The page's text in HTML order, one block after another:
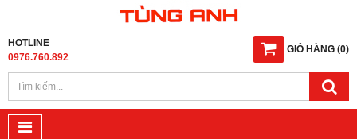
GIỎ HÀNG (0)
HOTLINE
0976.760.892